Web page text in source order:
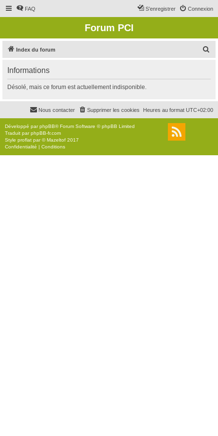
FAQ Connexion
S’enregistrer
Forum PCI
Index du forum
r
c
r
Informations
Désolé, mais ce forum est actuellement indisponible.
Heures au format UTC+02:00
Supprimer les cookies
Nous contacter
Développé parphpBB® Forum Software © phpBB Limited
Traduit parphpBB-fr.com
Style proflat par ©Mazeltof 2017
Confidentialité | Conditions